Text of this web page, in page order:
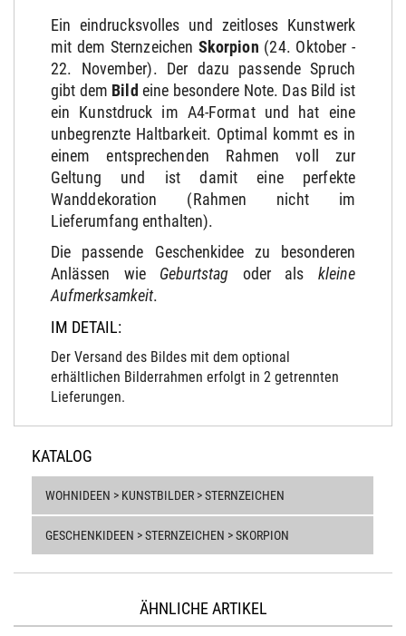
Ein eindrucksvolles und zeitloses Kunstwerk
mit dem Sternzeichen Skorpion (24. Oktober -
22. November). Der dazu passende Spruch
gibt dem Bild eine besondere Note. Das Bild ist
ein Kunstdruck im A4-Format und hat eine
unbegrenzte Haltbarkeit. Optimal kommt es in
einem entsprechenden Rahmen voll zur
Geltung und ist damit eine perfekte
Wanddekoration (Rahmen nicht im
Lieferumfang enthalten).
Die passende Geschenkidee zu besonderen
Anlässen wie Geburtstag oder alskleine
Aufmerksamkeit.
IM DETAIL:
Der Versand des Bildes mit dem optional
erhältlichen Bilderrahmen erfolgt in 2 getrennten
Lieferungen.
KATALOG
WOHNIDEEN > KUNSTBILDER > STERNZEICHEN
GESCHENKIDEEN > STERNZEICHEN > SKORPION
ÄHNLICHE ARTIKEL